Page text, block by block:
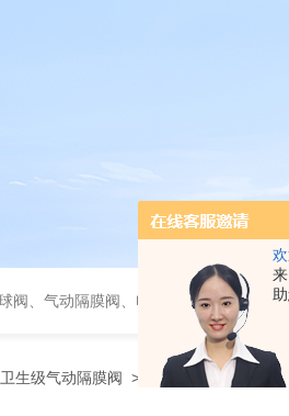
阀、气动隔膜阀、电磁阀、调节阀、气
卫生级气动隔膜阀 > 不锈钢无滞留气动隔